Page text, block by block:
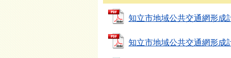
知立市地域公共交通網形成
知立市地域公共交通網形